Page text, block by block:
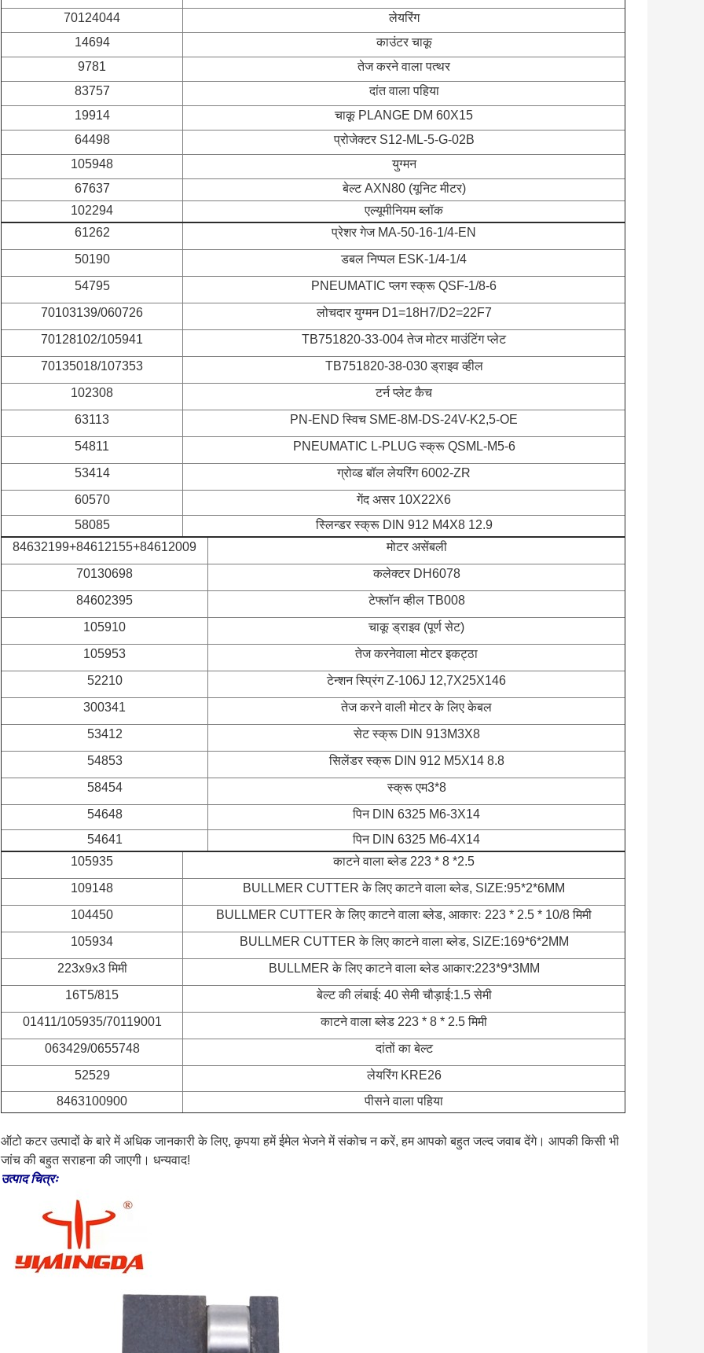
70124044
लेयरिंग
14694
काउंटर चाकू
9781
तेज करने वाला पत्थर
83757
दांत वाला पहिया
19914
चाकू PLANGE DM 60X15
64498
प्रोजेक्टर S12-ML-5-G-02B
105948
युग्मन
67637
बेल्ट AXN80 (यूनिट मीटर)
102294
एल्यूमीनियम ब्लॉक
61262
प्रेशर गेज MA-50-16-1/4-EN
50190
डबल निप्पल ESK-1/4-1/4
54795
PNEUMATIC प्लग स्क्रू QSF-1/8-6
70103139/060726
लोचदार युग्मन D1=18H7/D2=22F7
70128102/105941
TB751820-33-004 तेज मोटर माउंटिंग प्लेट
70135018/107353
TB751820-38-030 ड्राइव व्हील
102308
टर्न प्लेट कैच
63113
PN-END स्विच SME-8M-DS-24V-K2,5-OE
54811
PNEUMATIC L-PLUG स्क्रू QSML-M5-6
53414
ग्रोव्ड बॉल लेयरिंग 6002-ZR
60570
गेंद असर 10X22X6
58085
स्लिन्डर स्क्रू DIN 912 M4X8 12.9
84632199+84612155+84612009
मोटर असेंबली
70130698
कलेक्टर DH6078
84602395
टेफ्लॉन व्हील TB008
105910
चाकू ड्राइव (पूर्ण सेट)
105953
तेज करनेवाला मोटर इकट्ठा
52210
टेन्शन स्प्रिंग Z-106J 12,7X25X146
300341
तेज करने वाली मोटर के लिए केबल
53412
सेट स्क्रू DIN 913M3X8
54853
सिलेंडर स्क्रू DIN 912 M5X14 8.8
58454
स्क्रू एम3*8
54648
पिन DIN 6325 M6-3X14
54641
पिन DIN 6325 M6-4X14
105935
काटने वाला ब्लेड 223 * 8 *2.5
109148
BULLMER CUTTER के लिए काटने वाला ब्लेड, SIZE:95*2*6MM
104450
BULLMER CUTTER के लिए काटने वाला ब्लेड, आकारः 223 * 2.5 * 10/8 मिमी
105934
BULLMER CUTTER के लिए काटने वाला ब्लेड, SIZE:169*6*2MM
223x9x3 मिमी
BULLMER के लिए काटने वाला ब्लेड आकार:223*9*3MM
16T5/815
बेल्ट की लंबाई: 40 सेमी चौड़ाई:1.5 सेमी
01411/105935/70119001
काटने वाला ब्लेड 223 * 8 * 2.5 मिमी
063429/0655748
दांतों का बेल्ट
52529
लेयरिंग KRE26
8463100900
पीसने वाला पहिया
ऑटो कटर उत्पादों के बारे में अधिक जानकारी के लिए, कृपया हमें ईमेल भेजने में संकोच न करें, हम आपको बहुत जल्द जवाब देंगे। आपकी किसी भी
जांच की बहुत सराहना की जाएगी। धन्यवाद!
उत्पाद चित्रः